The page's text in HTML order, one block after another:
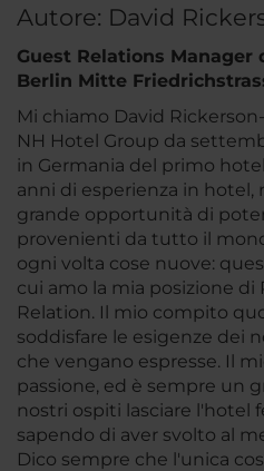
Autore: David
Guest Relations Manager
Berlin Mitte
Mi chiamo David
NH Hotel Group da
in Germania del primo
anni di esperienza in hotel,
grande opportunità di
provenienti da tutto il
ogni volta cose nuove:
cui amo la mia posizione di
Relation. Il mio compito
soddisfare le esigenze dei
che vengano espresse. Il
passione, ed è sempre un
nostri ospiti lasciare l'hotel
sapendo di aver svolto al
Dico sempre che l'unica